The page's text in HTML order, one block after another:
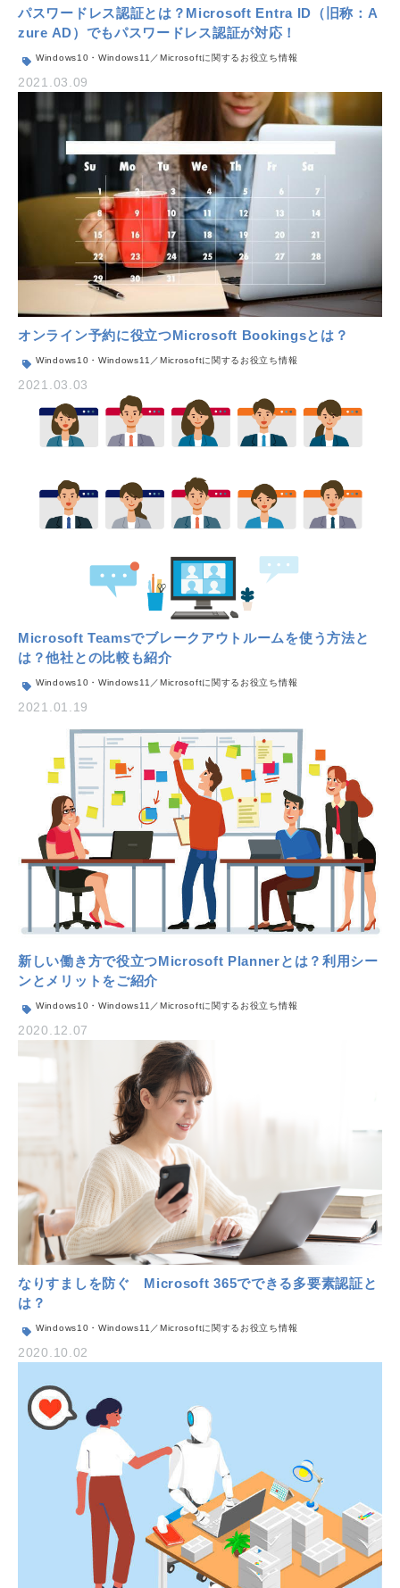
パスワードレス認証とは？Microsoft Entra ID（旧称：A
zure AD）でもパスワードレス認証が対応！
Windows10・Windows11／Microsoftに関するお役立ち情報
2021.03.09
オンライン予約に役立つMicrosoft Bookingsとは？
Windows10・Windows11／Microsoftに関するお役立ち情報
2021.03.03
Microsoft Teamsでブレークアウトルームを使う方法と
は？他社との比較も紹介
Windows10・Windows11／Microsoftに関するお役立ち情報
2021.01.19
新しい働き方で役立つMicrosoft Plannerとは？利用シー
ンとメリットをご紹介
Windows10・Windows11／Microsoftに関するお役立ち情報
2020.12.07
なりすましを防ぐ Microsoft 365でできる多要素認証と
は？
Windows10・Windows11／Microsoftに関するお役立ち情報
2020.10.02